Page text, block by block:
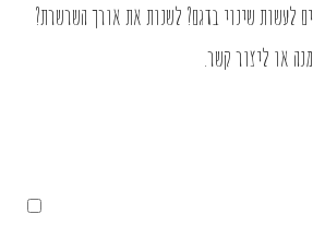
לעשות שינוי בדגם? לשנות את אורך השרשרת?
או ליצור קשר